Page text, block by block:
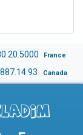
France
Canada